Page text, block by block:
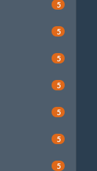
5
5
5
5
5
5
5